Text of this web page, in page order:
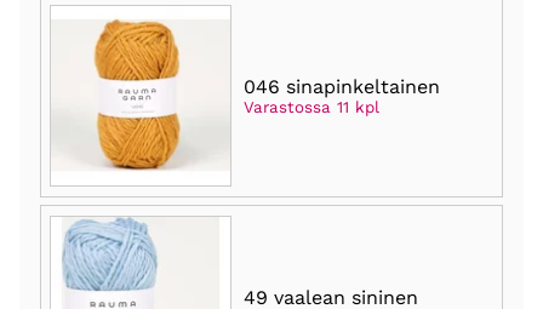
046 sinapinkeltainen
Varastossa 11 kpl
49 vaalean sininen